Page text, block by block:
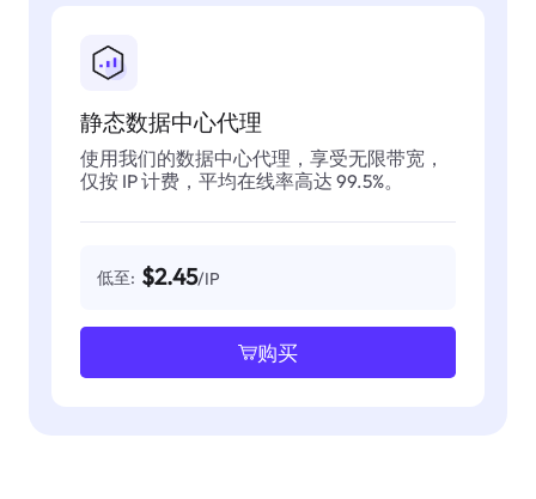
静态数据中心代理
使用我们的数据中心代理，享受无限带宽，
仅按 IP 计费，平均在线率高达 99.5%。
低至: $2.45/IP
购买